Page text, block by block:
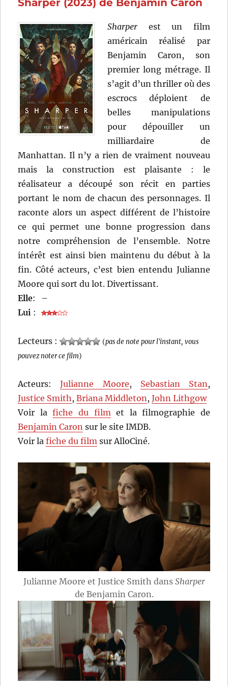
Sharper est un film
américain réalisé par
Benjamin Caron, son
premier long métrage. Il
s’agit d’un thriller où des
escrocs déploient de
belles manipulations
pour dépouiller un
milliardaire de
Manhattan. Il n’y a rien de vraiment nouveau
mais la construction est plaisante : le
réalisateur a découpé son récit en parties
portant le nom de chacun des personnages. Il
raconte alors un aspect différent de l’histoire
ce qui permet une bonne progression dans
notre compréhension de l’ensemble. Notre
intérêt est ainsi bien maintenu du début à la
fin. Côté acteurs, c’est bien entendu Julianne
Moore qui sort du lot. Divertissant.
Elle:
–
Lui :
Lecteurs : (pas de note pour l'instant, vous
pouvez noter ce film)
Acteurs:Julianne Moore, Sebastian Stan ,
Justice Smith ,Briana Middleton ,John Lithgow
Voir lafiche du film et la filmographie de
Benjamin Caron sur le site IMDB.
Voir lafiche du film sur AlloCiné.
Julianne Moore et Justice Smith dans Sharper
de Benjamin Caron.